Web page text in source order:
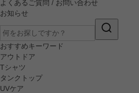
よくあるご質問 / お問い合わせ
お知らせ
おすすめキーワード
アウトドア
Tシャツ
タンクトップ
UVケア